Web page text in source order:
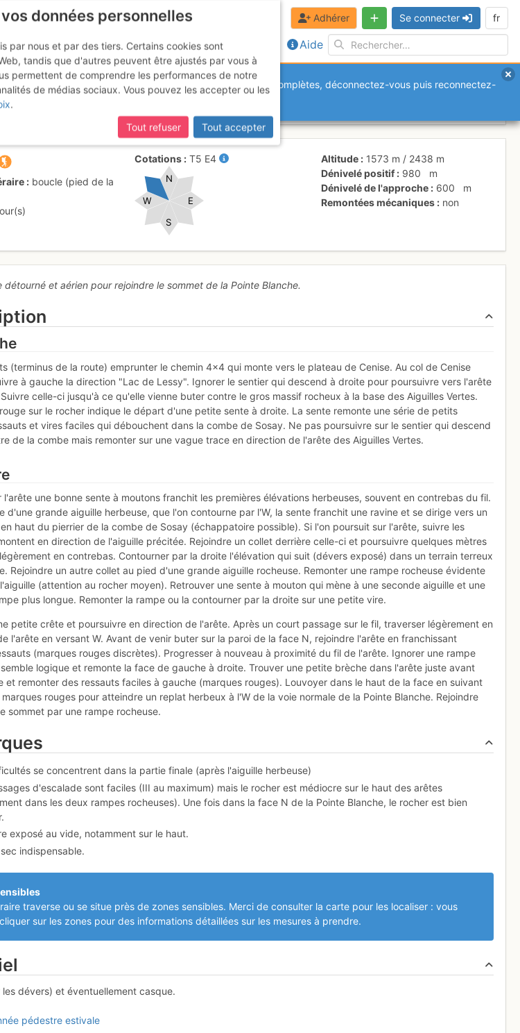
Aide
Adhérer Se connecter fr
pages ne sont plus accessibles, manquantes ou incomplètes, déconnectez-vous puis reconnectez-
Aiguilles Vertes
boucle (pied de la
Cotations T5 E4
E
W
S
N
Altitude 1573 m / 2438 m
Dénivelé positif
980
m
Dénivelé de l'approche
600
m
Remontées mécaniques
non
détourné et aérien pour rejoindre le sommet de la Pointe Blanche.
(terminus de la route) emprunter le chemin 4×4 qui monte vers le plateau de Cenise. Au col de Cenise
à gauche la direction "Lac de Lessy". Ignorer le sentier qui descend à droite pour poursuivre vers l'arête
celle-ci jusqu'à ce qu'elle vienne buter contre le gros massif rocheux à la base des Aiguilles Vertes.
sur le rocher indique le départ d'une petite sente à droite. La sente remonte une série de petits
et vires faciles qui débouchent dans la combe de Sosay. Ne pas poursuivre sur le sentier qui descend
de la combe mais remonter sur une vague trace en direction de l'arête des Aiguilles Vertes.
l'arête une bonne sente à moutons franchit les premières élévations herbeuses, souvent en contrebas du fil.
d'une grande aiguille herbeuse, que l'on contourne par l'W, la sente franchit une ravine et se dirige vers un
haut du pierrier de la combe de Sosay (échappatoire possible). Si l'on poursuit sur l'arête, suivre les
en direction de l'aiguille précitée. Rejoindre un collet derrière celle-ci et poursuivre quelques mètres
en contrebas. Contourner par la droite l'élévation qui suit (dévers exposé) dans un terrain terreux
Rejoindre un autre collet au pied d'une grande aiguille rocheuse. Remonter une rampe rocheuse évidente
(attention au rocher moyen). Retrouver une sente à mouton qui mène à une seconde aiguille et une
plus longue. Remonter la rampe ou la contourner par la droite sur une petite vire.
petite crête et poursuivre en direction de l'arête. Après un court passage sur le fil, traverser légèrement en
l'arête en versant W. Avant de venir buter sur la paroi de la face N, rejoindre l'arête en franchissant
(marques rouges discrètes). Progresser à nouveau à proximité du fil de l'arête. Ignorer une rampe
logique et remonte la face de gauche à droite. Trouver une petite brèche dans l'arête juste avant
et remonter des ressauts faciles à gauche (marques rouges). Louvoyer dans le haut de la face en suivant
rouges pour atteindre un replat herbeux à l'W de la voie normale de la Pointe Blanche. Rejoindre
sommet par une rampe rocheuse.
se concentrent dans la partie finale (après l'aiguille herbeuse)
d'escalade sont faciles (III au maximum) mais le rocher est médiocre sur le haut des arêtes
dans les deux rampes rocheuses). Une fois dans la face N de la Pointe Blanche, le rocher est bien
exposé au vide, notamment sur le haut.
indispensable.
traverse ou se situe près de zones sensibles. Merci de consulter la carte pour les localiser : vous
sur les zones pour des informations détaillées sur les mesures à prendre.
les dévers) et éventuellement casque.
pédestre estivale
données personnelles
par nous et par des tiers. Certains cookies sont
tandis que d'autres peuvent être ajustés par vous à
permettent de comprendre les performances de notre
de médias sociaux. Vous pouvez les accepter ou les
.
Tout refuser
Tout accepter